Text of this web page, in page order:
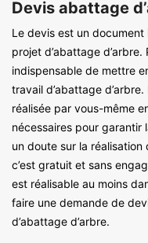
Devis abattage
Le devis est un
projet d’abattage
indispensable de mettre
travail d’abattage
réalisée par vous-même
nécessaires pour garantir
un doute sur la réalisation
c’est gratuit et sans
est réalisable au moins
faire une demande de
d’abattage d’arbre.